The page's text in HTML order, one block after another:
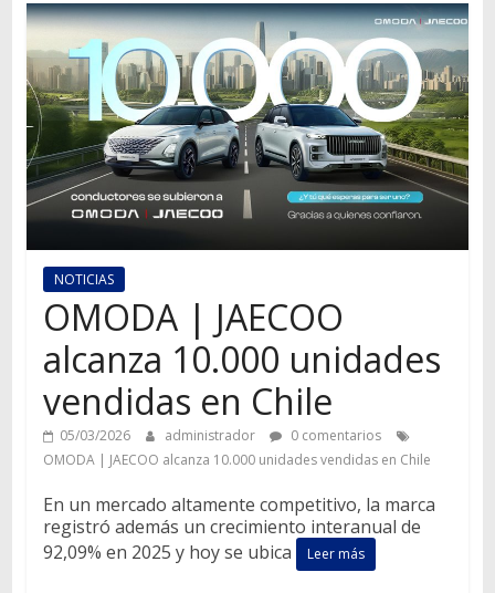
información
mundo
del
transporte
NOTICIAS
OMODA | JAECOO
alcanza 10.000 unidades
vendidas en Chile
05/03/2026 administrador
0 comentarios
OMODA | JAECOO alcanza 10.000 unidades vendidas en Chile
En un mercado altamente competitivo, la marca
registró además un crecimiento interanual de
92,09% en 2025 y hoy se ubica
Leer más